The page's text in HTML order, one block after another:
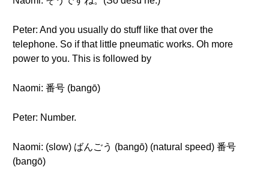
Peter: And you usually do stuff like that over the
telephone. So if that little pneumatic works. Oh more
power to you. This is followed by
Naomi: 番号 (bangō)
Peter: Number.
Naomi: (slow) ばんごう (bangō) (natural speed) 番号
(bangō)